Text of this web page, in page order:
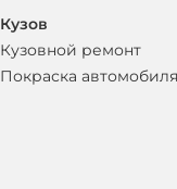
Кузов
Кузовной ремонт
Покраска автомобиля